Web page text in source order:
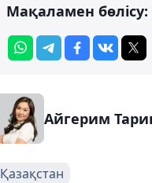
Мақаламен бөлісу:
Айгерим
Қазақстан